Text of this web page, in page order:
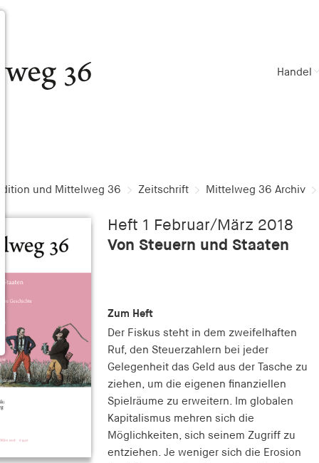
Handel
und Mittelweg 36 Zeitschrift Mittelweg 36 Archiv
Heft 1 Februar/März 2018
Von Steuern und Staaten
Zum Heft
Der Fiskus steht in dem zweifelhaften
Ruf, den Steuerzahlern bei jeder
Gelegenheit das Geld aus der Tasche zu
ziehen, um die eigenen finanziellen
Spielräume zu erweitern. Im globalen
Kapitalismus mehren sich die
Möglichkeiten, sich seinem Zugriff zu
entziehen. Je weniger sich die Erosion